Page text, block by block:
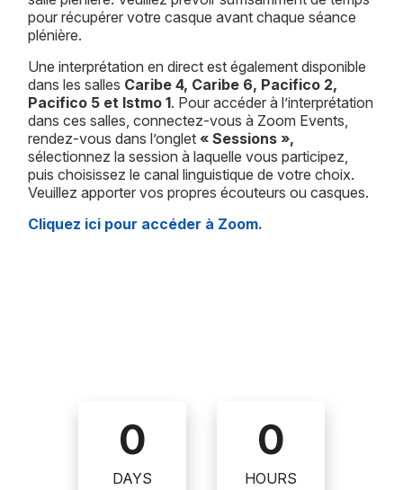
pour récupérer votre casque avant chaque séance
plénière.
Une interprétation en direct est également disponible
dans les salles Caribe 4, Caribe 6, Pacifico 2,
Pacifico 5 et Istmo 1. Pour accéder à l’interprétation
dans ces salles, connectez-vous à Zoom Events,
rendez-vous dans l’onglet « Sessions »,
sélectionnez la session à laquelle vous participez,
puis choisissez le canal linguistique de votre choix.
Veuillez apporter vos propres écouteurs ou casques.
Cliquez ici pour accéder à Zoom.
0
DAYS
0
HOURS